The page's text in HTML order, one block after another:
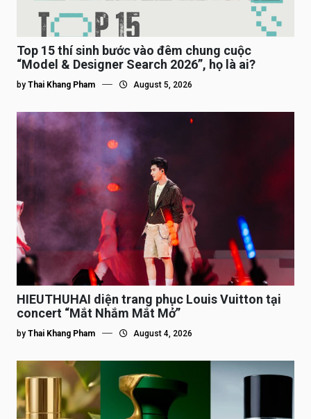
Top 15 thí sinh bước vào đêm chung cuộc
“Model & Designer Search 2026”, họ là ai?
by Thai Khang Pham August 5, 2026
HIEUTHUHAI diện trang phục Louis Vuitton tại
concert “Mắt Nhắm Mắt Mở”
by Thai Khang Pham August 4, 2026